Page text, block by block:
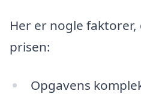
Her er nogle
prisen:
Opgavens